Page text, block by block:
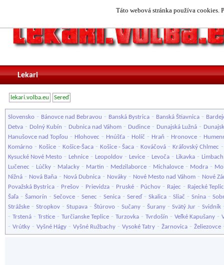
Táto webová stránka používa cookies.
Lekari
lekari.volba.eu Sereď
Slovensko - Bánovce nad Bebravou - Banská Bystrica - Banská Štiavnica -
Detva - Dolný Kubín - Dubnica nad Váhom - Dudince - Dunajská Lužná -
Hanušovce nad Topľou - Hlohovec - Hnúšťa - Holíč - Hraň - Hronovce -
Komárno - Košice - Košice-Šaca - Košice - Šaca - Kováčová - Kráľovský Chlmec
Kysucké Nové Mesto - Lehnice - Leopoldov - Levice - Levoča - Likavka - Limbach
Lučenec - Lúčky - Malacky - Martin - Medzilaborce - Michalovce - Modra -
Nižná - Nová Baňa - Nová Dubnica - Nováky - Nové Mesto nad Váhom - Nové
Považská Bystrica - Prešov - Prievidza - Pruské - Púchov - Rajec - Rajecké
Šaľa - Šamorín - Sečovce - Senec - Senica - Sereď- Skalica - Sliač - Snina -
Strážske - Stropkov - Stupava - Štúrovo - Sučany - Šurany - Svätý Jur - Svidník
- Trstená - Trstice - Turčianske Teplice - Turzovka - Tvrdošín - Veľké Kapušany -
- Vrútky - Vyšné Hágy - Vyšné Ružbachy - Vysoké Tatry - Žarnovica - Želiezovce